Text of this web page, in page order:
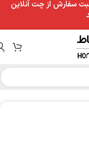
سفارش از چت آنلاین